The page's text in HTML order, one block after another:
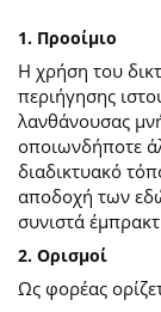
1. Προοίμιο
Η χρήση του
περιήγησης
λανθάνουσας
οποιωνδήποτε
διαδικτυακό
αποδοχή των
συνιστά
2. Ορισμοί
Ως φορέας